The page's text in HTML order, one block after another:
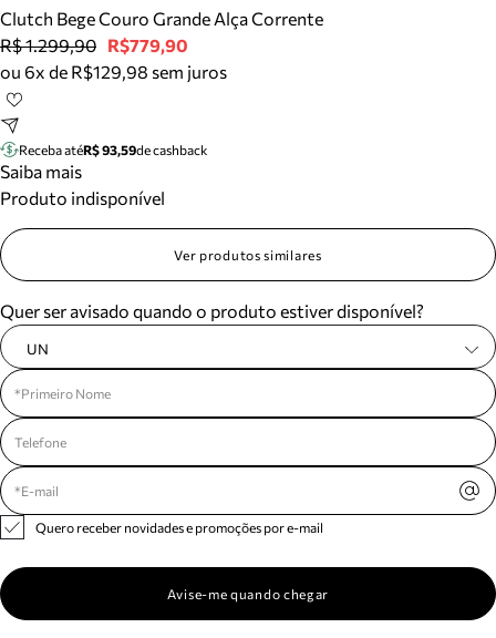
Tamanco
Tênis
Mule
Tire dúvidas sobre pedidos, devoluções e mais.
Meus pedidos
Acompanhe seus pedidos e solicite devoluções.
Clutch Bege Couro Grande Alça Corrente
R$ 1.299,90 R$779,90
ou 6x de R$129,98 sem juros
Receba atéR$ 93,59de cashback
Saiba mais
Produto indisponível
Ver produtos similares
Quer ser avisado quando o produto estiver disponível?
UN
Quero receber novidades e promoções por e-mail
Avise-me quando chegar